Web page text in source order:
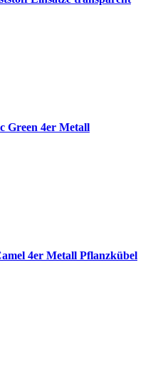
Green 4er Metall
4er Metall Pflanzkübel